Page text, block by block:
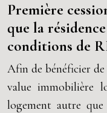
Première
que la
conditions de
Afin de bénéficier
value immobilière
logement autre